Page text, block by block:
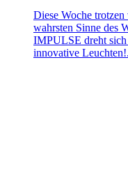
Diese Woche
wahrsten Sinne des
IMPULSE dreht sich
innovative